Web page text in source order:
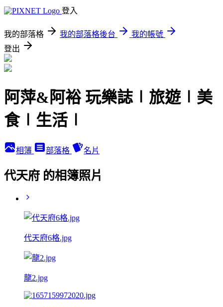
登入
我的部落格 我的部落格後台
我的帳號
登出
阿萍&阿裕 玩樂誌∣旅遊∣美
食∣生活∣
相簿 部落格 名片
代天府 的相簿照片
代天府6格.jpg
龍2.jpg